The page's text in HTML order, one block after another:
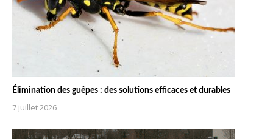
Élimination des guêpes : des solutions efficaces et durables
7 juillet 2026